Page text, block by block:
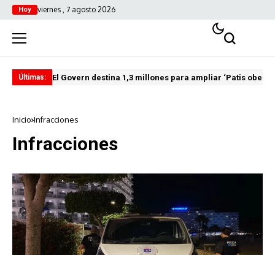
Hoy viernes , 7 agosto 2026
Últimas: El Govern destina 1,3 millones para ampliar ‘Patis
Inicio Infracciones
Infracciones